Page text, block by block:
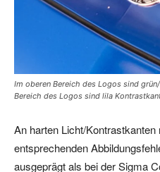
Im oberen Bereich des Logos sind
Bereich des Logos sind lila
An harten Licht/
entsprechenden
ausgeprägt als bei der Sigma